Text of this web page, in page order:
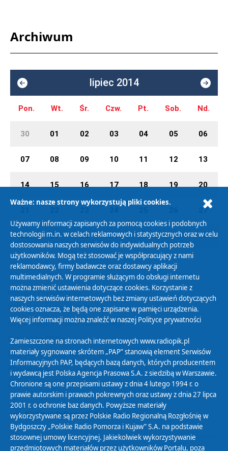
Archiwum
lipiec 2014
Pon. Wt. Śr. Czw. Pt. Sob. Nd.
30 01 02 03 04 05 06
07 08 09 10 11 12 13
14 15 16 17 18 19 20
27
28 29 30 31 01 02 03
Polityka Prywatności
Zasady korzystania z Serwisu
Organizacje Pożytku Publicznego
Cyfryzacja DAB+
Polityka ochrony danych osobowych
Abonament
Zamówienia publiczne
Biuletyn Informacji Publicznej
Ważne: nasze strony wykorzystują pliki cookies.
Używamy informacji zapisanych za pomocą cookies i podobnych
technologii m.in. w celach reklamowych i statystycznych oraz w celu
dostosowania naszych serwisów do indywidualnych potrzeb
użytkowników. Mogą też stosować je współpracujący z nami
reklamodawcy, firmy badawcze oraz dostawcy aplikacji
multimedialnych. W programie służącym do obsługi internetu
można zmienić ustawienia dotyczące cookies. Korzystanie z
naszych serwisów internetowych bez zmiany ustawień dotyczących
cookies oznacza, że będą one zapisane w pamięci urządzenia.
Więcej informacji można znaleźć w naszej Polityce prywatności
Zamieszczone na stronach internetowych www.radiopik.pl
materiały sygnowane skrótem „PAP” stanowią element Serwisów
Informacyjnych PAP, będących bazą danych, których producentem
i wydawcą jest Polska Agencja Prasowa S.A. z siedzibą w Warszawie.
Chronione są one przepisami ustawy z dnia 4 lutego 1994 r. o
prawie autorskim i prawach pokrewnych oraz ustawy z dnia 27 lipca
2001 r. o ochronie baz danych. Powyższe materiały
wykorzystywane są przez Polskie Radio Regionalną Rozgłośnię w
Bydgoszczy „Polskie Radio Pomorza i Kujaw” S.A. na podstawie
stosownej umowy licencyjnej. Jakiekolwiek wykorzystywanie
przedmiotowych materiałów przez użytkowników Portalu, poza